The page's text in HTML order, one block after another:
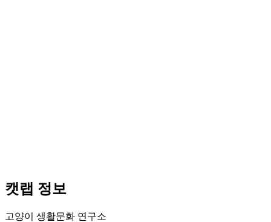
캣랩 정보
고양이 생활문화 연구소